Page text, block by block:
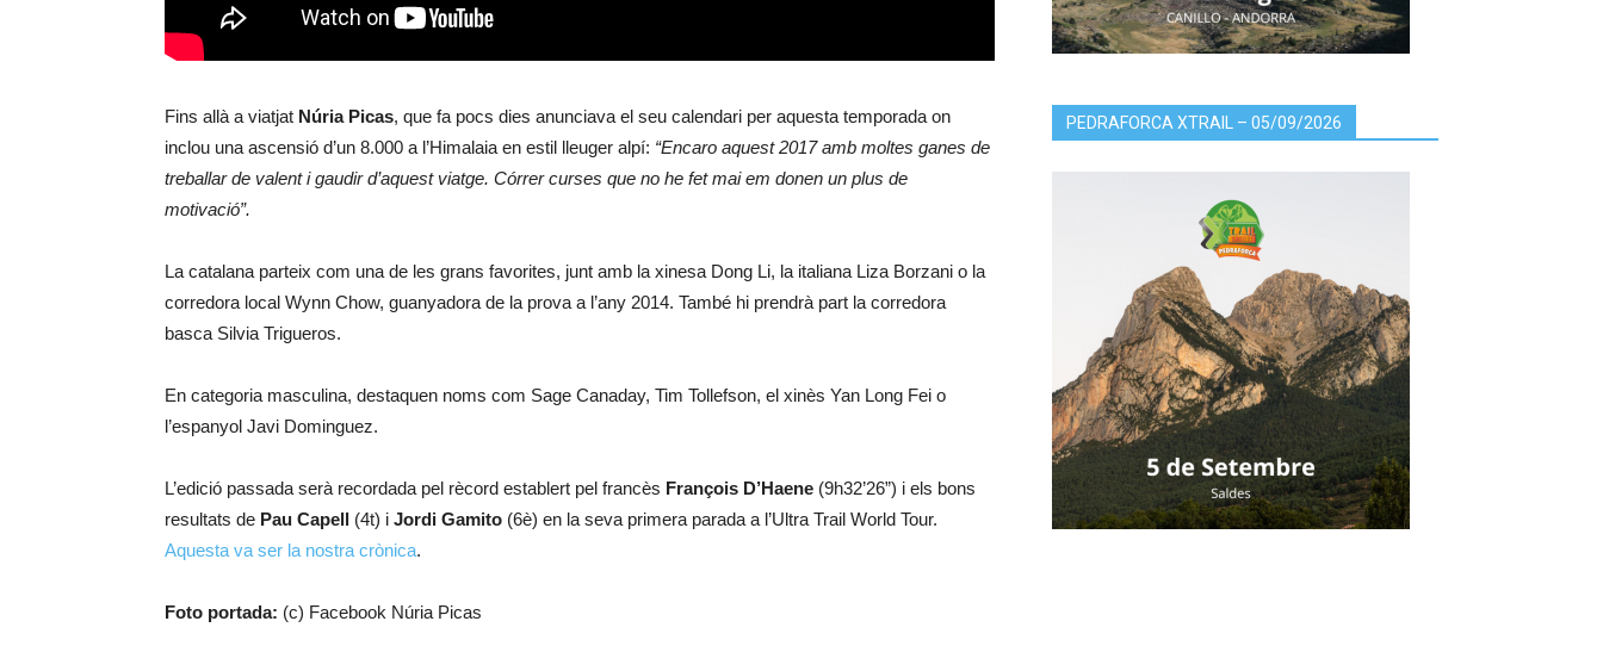
Fins allà a viatjat Núria Picas, que fa pocs dies anunciava el seu calendari per aquesta temporada on
inclou una ascensió d’un 8.000 a l’Himalaia en estil lleuger alpí: “Encaro aquest 2017 amb moltes ganes de
treballar de valent i gaudir d’aquest viatge. Córrer curses que no he fet mai em donen un plus de
motivació”.
La catalana parteix com una de les grans favorites, junt amb la xinesa Dong Li, la italiana Liza Borzani o la
corredora local Wynn Chow, guanyadora de la prova a l’any 2014. També hi prendrà part la corredora
basca Silvia Trigueros.
En categoria masculina, destaquen noms com Sage Canaday, Tim Tollefson, el xinès Yan Long Fei o
l’espanyol Javi Dominguez.
L’edició passada serà recordada pel rècord establert pel francès François D’Haene (9h32’26”) i els bons
resultats de Pau Capell (4t) i Jordi Gamito (6è) en la seva primera parada a l’Ultra Trail World Tour.
Aquesta va ser la nostra crònica.
Foto portada: (c) Facebook Núria Picas
PEDRAFORCA XTRAIL – 05/09/2026